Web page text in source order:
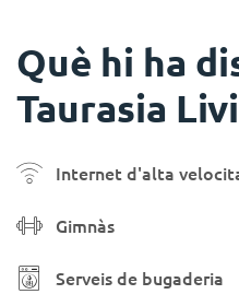
Què hi ha
Taurasia
Internet d'alta
Gimnàs
Serveis de bugaderia